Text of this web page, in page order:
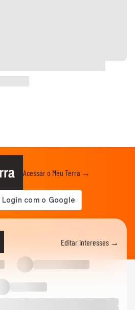
Acessar o Meu Terra →
Editar interesses →